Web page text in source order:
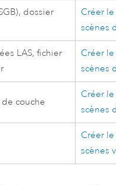
dossier
Créer
scènes
LAS, fichier
Créer
scènes
couche
Créer
scènes
Créer
scènes